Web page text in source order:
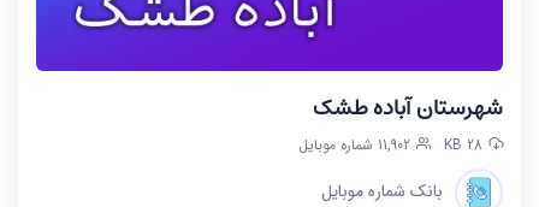
شهرستان آباده طشک
28 KB 11,902 شماره موبایل
بانک شماره موبایل